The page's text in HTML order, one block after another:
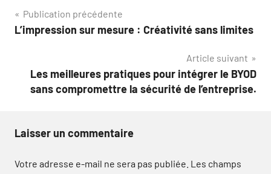
Navigation
de
Publication précédente
L’impression sur mesure : Créativité sans limites
Article suivant
Les meilleures pratiques pour intégrer le BYOD
sans compromettre la sécurité de l’entreprise.
Laisser un commentaire
Votre adresse e-mail ne sera pas publiée. Les champs